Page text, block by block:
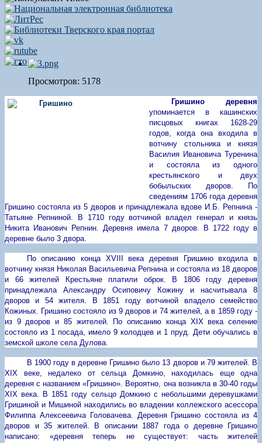
Просмотров: 5178
Гришино деревня
упоминается в кашинских
писцовых книгах 1628-29
годов, когда она входила в
вотчину стольника и князя
Василия Ивановича Туренина
и состояла из одного
крестьянского и двух
бобыльских дворов. По
сведениям 1706 года деревня
Гришино состояла из 5 дворов и принадлежала вдове И.Б. Репнина -
Татьяне Репниной. В 1710 году вотчиной владел генерал и князь
Никита Иванович Репнин. Деревня имела 7 дворов. В 1722 году в
деревне было 3 двора.
По описанию конца XVIII
века деревня Гришино входила в
вотчину князя Николая Васильевича Репнина и состояла из 18 дворов
и 66 жителей Крестьяне платили оброк. В 1806 году деревня
принадлежала Александру Осиповичу Кожину и насчитывала 8
дворов и 54 жителя. В 1851 году вотчиной владело семейство
Кожиных. Гришино состояло из 9 дворов и 74 жителей, а в 1859 году -
из 9 дворов и 85 жителей. По описанию конца XIXвека селение
состояло из 1 посада, имело 9 колодцев и 1 пруд. Дети обучались в
земской школе села Дулова.
В 1900 году в деревне Гришино было 13 дворов и 79 жителей. В
XIX веке, недалеко от сельца Домкино, находилась еще одна
деревня с названием «Гришино». Вероятно, она возникла в 30-40 годы
XIX века. В 1851 году сельцо Домкино с небольшими деревушками
Гришиной и Мишиной находились во владении коллежского асессора
Филиппа Алексеевича Головачева. Деревня Гришино состояла из 4
дворов и 35 жителей. В описании 1887 года о деревне Гришино
написано: «деревня теперь не существует: часть жителей